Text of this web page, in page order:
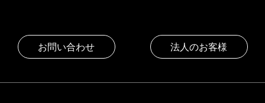
お問い合わせ 法人のお客様